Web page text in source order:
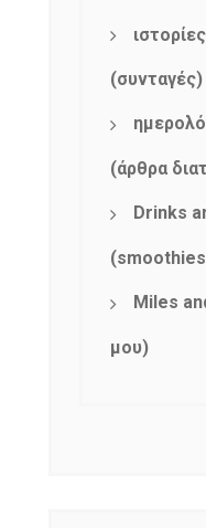
(συνταγές)
(άρθρα
Drinks
Miles
μου)